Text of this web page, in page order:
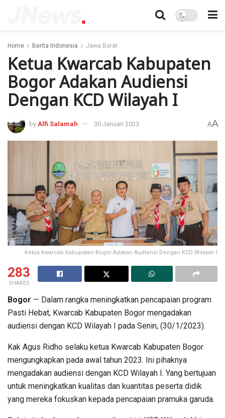
Home Berita Indonesia Jawa Barat
Ketua Kwarcab Kabupaten
Bogor Adakan Audiensi
Dengan KCD Wilayah I
by Alfi Salamah 30 Januari 2023 AA
Ketua Kwarcab Kabupaten Bogor Adakan Audiensi Dengan KCD Wilayah I
283
SHARES
Bogor — Dalam rangka meningkatkan pencapaian program
Pasti Hebat, Kwarcab Kabupaten Bogor mengadakan
audiensi dengan KCD Wilayah I pada Senin, (30/1/2023).
Kak Agus Ridho selaku ketua Kwarcab Kabupaten Bogor
mengungkapkan pada awal tahun 2023. Ini pihaknya
mengadakan audiensi dengan KCD Wilayah I. Yang bertujuan
untuk meningkatkan kualitas dan kuantitas peserta didik
yang mereka fokuskan kepada pencapaian pramuka garuda.